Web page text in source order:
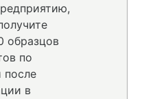
образцов
по
после
в